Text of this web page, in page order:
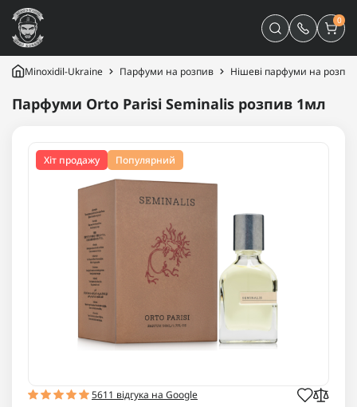
0
Minoxidil-Ukraine Парфуми на розпив Нішеві парфуми на розпив
Парфуми Orto Parisi Seminalis розпив 1мл
Хіт продажу Популярний
5611 відгука на Google